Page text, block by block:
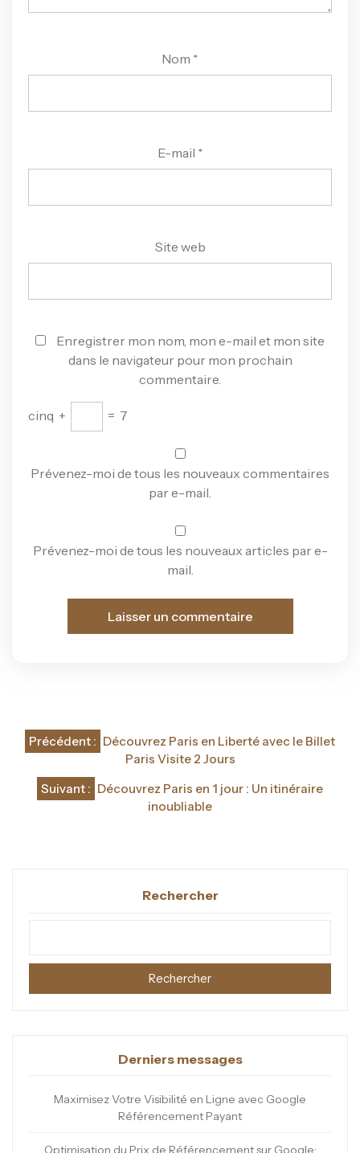
Nom *
E-mail *
Site web
Enregistrer mon nom, mon e-mail et mon site
dans le navigateur pour mon prochain
commentaire.
cinq + = 7
Prévenez-moi de tous les nouveaux commentaires
par e-mail.
Prévenez-moi de tous les nouveaux articles par e-
mail.
Navigation
l’article
Précédent : Découvrez Paris en Liberté avec le Billet
Paris Visite 2 Jours
Suivant : Découvrez Paris en 1 jour : Un itinéraire
inoubliable
Rechercher
Rechercher
Derniers messages
Maximisez Votre Visibilité en Ligne avec Google
Référencement Payant
Optimisation du Prix de Référencement sur Google: